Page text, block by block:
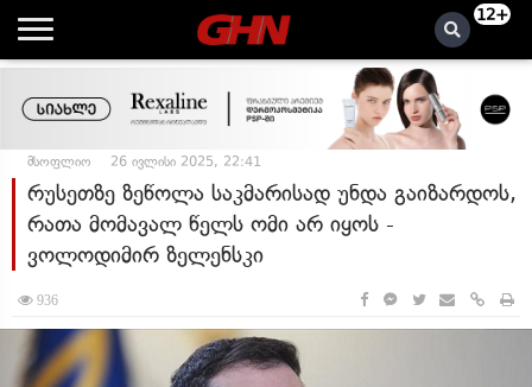
12+
მსოფლიო 26 ივლისი 2025, 22:41
რუსეთზე ზეწოლა საკმარისად უნდა გაიზარდოს,
რათა მომავალ წელს ომი არ იყოს -
ვოლოდიმირ ზელენსკი
936